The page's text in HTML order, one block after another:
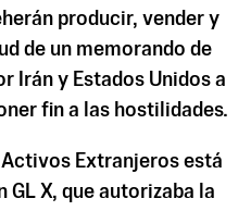
producir, vender y
de un memorando de
Irán y Estados Unidos a
fin a las hostilidades.
Extranjeros está
X, que autorizaba la